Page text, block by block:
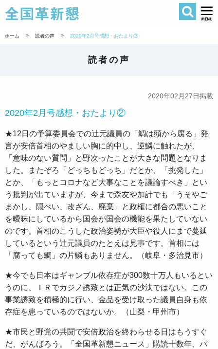
全国革新懇
検索
ホーム > 読者の声 > 2020年2月号感想・おたより②
読者の声
2020年02月27日掲載
2020年2月号感想・おたより②
★12日の予算委員会での辻元議員の「鯛は頭から腐る」発
言が安倍首相のやましい胸に的中し、逆鱗に触れたが、
「意味のない質問」と野次ったことが大きな問題となりま
した。またぞろ「どっちもどっち」だとか、「挑発した」
とか、「もっとコロナなど大事なことを議論すべき」とい
う批判が出ていますが、今まで森友や加計でも「うそやご
まかし、隠ぺい、改ざん、廃棄」と政権に都合の悪いこと
を曖昧にしているから国会が国会の機能を果たしていない
のです。首相のこうした政治姿勢が大臣や役人にまで蔓延
しているという辻元議員のたとえは見事です。首相には
「腐っても鯛」の片鱗もありません。（岐阜・多治見市）
★今でも日本はギャンブル依存症が300数十万人もいるとい
うのに、ＩＲでカジノ誘致とは正気の沙汰ではない。この
事業誘致を積極的に行い、金品を受け取った議員自身も依
存症を患っているのではないか。（山梨・甲州市）
★市民と野党の共闘で安倍政治を終わらせる日はもうすぐ
だ、がんばろう。「全国革新懇ニュース」購読十数年、パ